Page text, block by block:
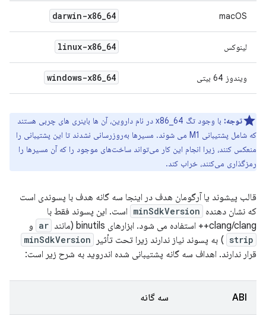
macOS
darwin-x86_64
لینوکس linux-x86_64
ویندوز 64 بیتی windows-x86_64
توجه:
با وجود تگ x86_64 در نام داروین، آن ها باینری های چربی هستند
که شامل پشتیبانی M1 می شوند. مسیرها به‌روزرسانی نشدند تا این پشتیبانی را
منعکس کنند، زیرا انجام این کار می‌تواند ساخت‌های موجود را که آن مسیرها را
رمزگذاری می‌کنند، خراب کند.
قالب پیشوند یا آرگومان هدف در اینجا سه ​​گانه هدف با پسوندی است
که نشان دهنده minSdkVersion است. این پسوند فقط با
clang/clang++ استفاده می شود. ابزارهای binutils (مانند
ar و
strip ) به پسوند نیاز ندارند زیرا تحت تأثیر minSdkVersion
قرار ندارند. اهداف سه گانه پشتیبانی شده اندروید به شرح زیر است:
ABI سه گانه